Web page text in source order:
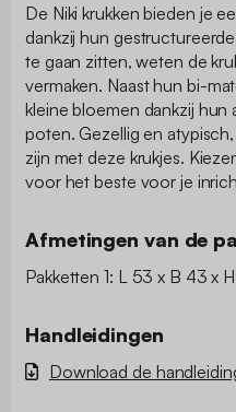
De Niki krukken bieden je
dankzij hun
te gaan zitten, weten de
vermaken. Naast hun bi-
kleine bloemen dankzij hun
poten. Gezellig en
zijn met deze krukjes.
voor het beste voor je
Afmetingen van de
Pakketten 1: L 53 x B 43 x
Handleidingen
Download de